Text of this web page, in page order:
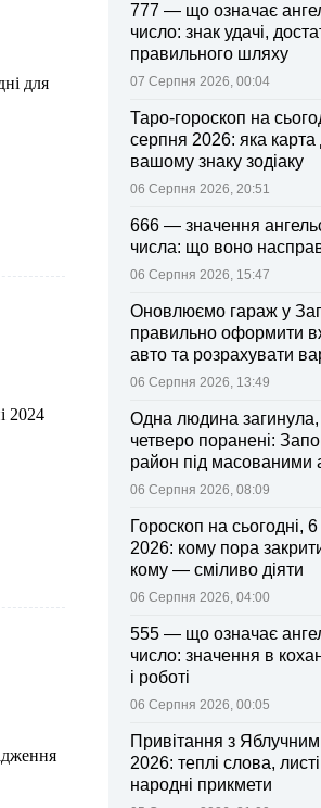
для
2024
777 — що означає
число: знак удачі,
правильного шляху
07 Серпня 2026, 00:04
Таро-гороскоп на
серпня 2026: яка
вашому знаку зодіаку
06 Серпня 2026, 20:51
666 — значення
числа: що воно
06 Серпня 2026, 15:47
Оновлюємо гараж у
правильно оформити
авто та розрахувати
поліса
06 Серпня 2026, 13:49
Одна людина
четверо поранені:
район під масованими
06 Серпня 2026, 08:09
Гороскоп на сьогодні,
2026: кому пора
кому — сміливо діяти
06 Серпня 2026, 04:00
555 — що означає
число: значення в
і роботі
06 Серпня 2026, 00:05
Привітання з
2026: теплі слова,
народні прикмети